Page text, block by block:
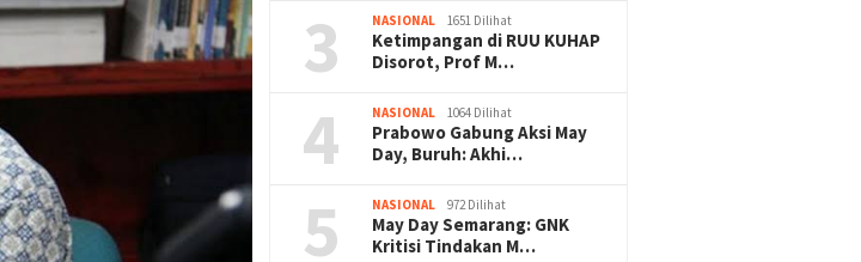
3 NASIONAL 1651 Dilihat
Ketimpangan di RUU KUHAP
Disorot, Prof M…
4 NASIONAL 1064 Dilihat
Prabowo Gabung Aksi May
Day, Buruh: Akhi…
5 NASIONAL 972 Dilihat
May Day Semarang: GNK
Kritisi Tindakan M…